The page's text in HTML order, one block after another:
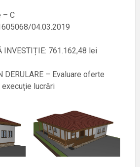
– C
04.03.2019
INVESTIȚIE: 761.162,48 lei
DERULARE – Evaluare oferte
lucrări